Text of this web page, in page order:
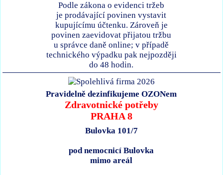
Podle zákona o evidenci tržeb
je prodávající povinen vystavit
kupujícímu účtenku. Zároveň je
povinen zaevidovat přijatou tržbu
u správce daně online; v případě
technického výpadku pak nejpozději
do 48 hodin.
Pravidelně dezinfikujeme OZONem
Zdravotnické potřeby
PRAHA 8
Bulovka 101/7
pod nemocnicí Bulovka
mimo areál